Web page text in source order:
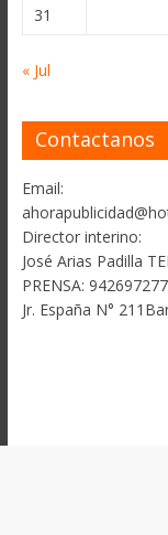
31
« Jul
Contactanos
Email:
Director interino:
José Arias Padilla
PRENSA:
Jr. España N°